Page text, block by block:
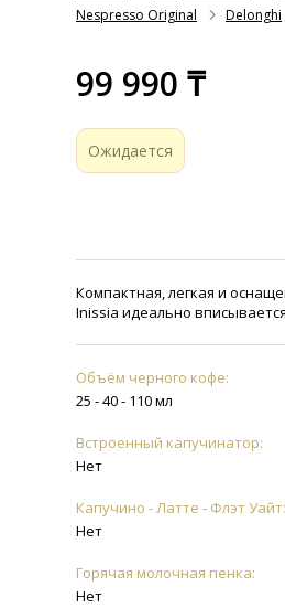
Nespresso Original
Delonghi
99 990 ₸
Ожидается
Компактная, легкая и
Inissia идеально
Объём черного кофе:
25 - 40 - 110 мл
Встроенный капучинатор:
Нет
Капучино - Латте - Флэт Уайт:
Нет
Горячая молочная пенка:
Нет